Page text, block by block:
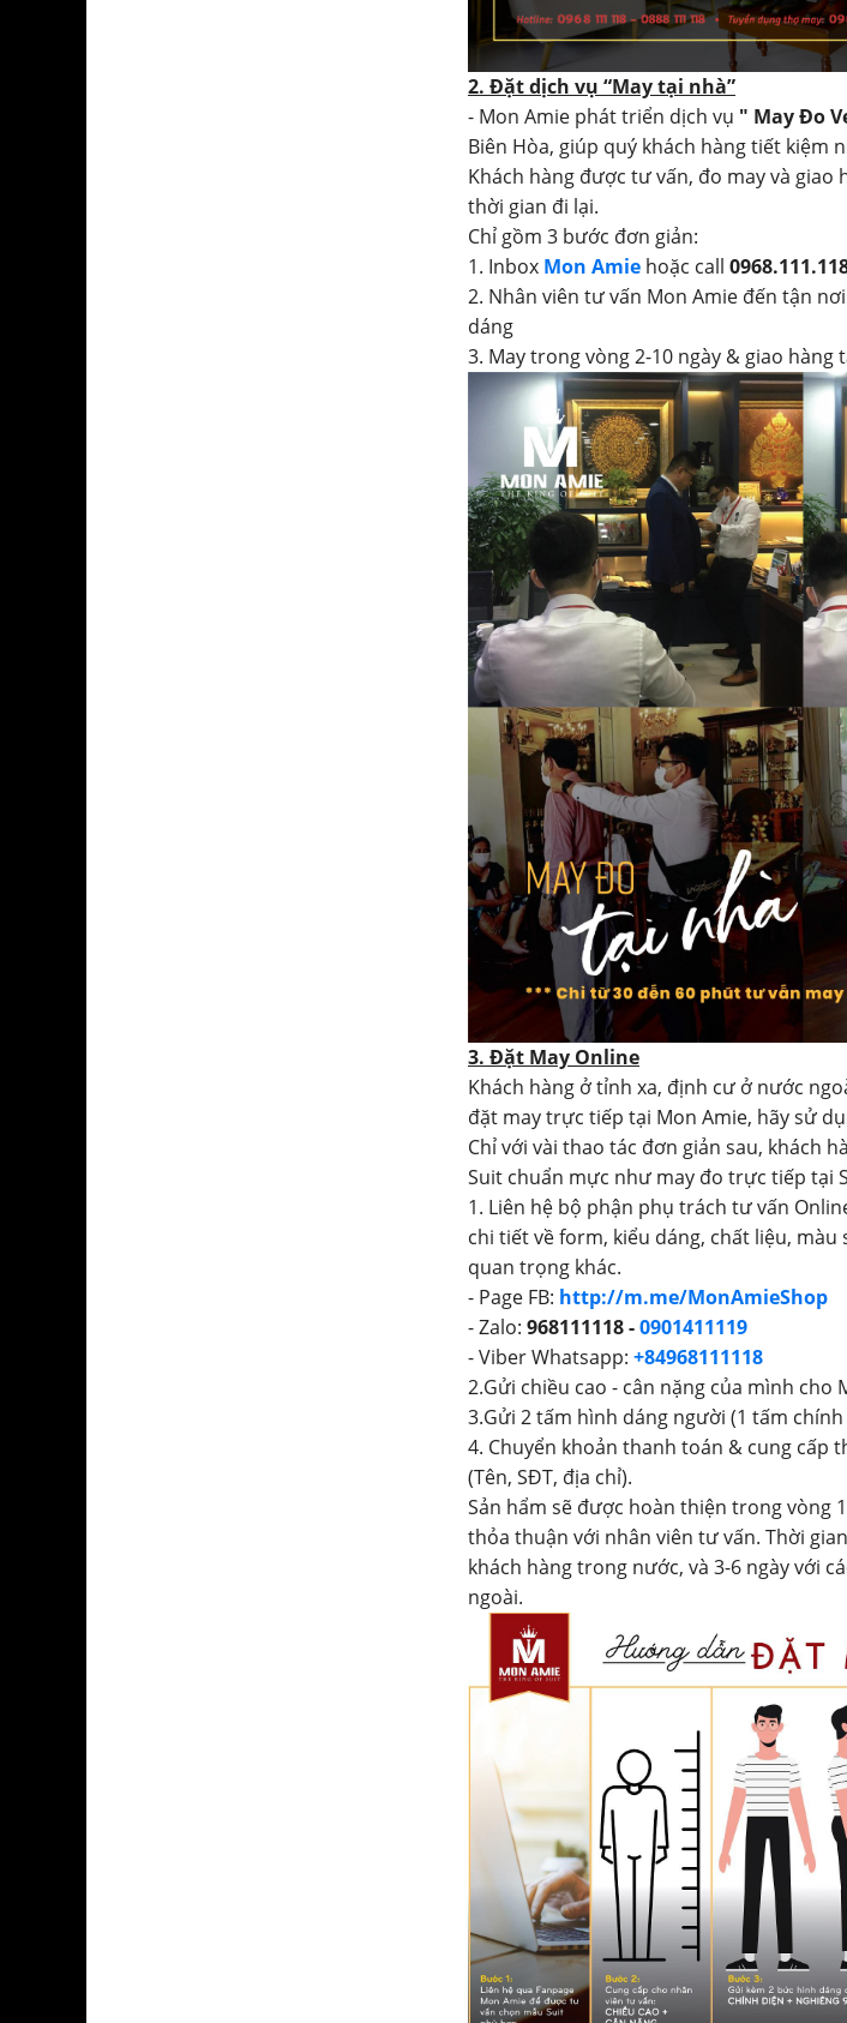
2. Đặt dịch vụ “May tại nhà”
- Mon Amie phát triển dịch vụ " May Đo
Biên Hòa, giúp quý khách hàng tiết kiệm
Khách hàng được tư vấn, đo may và giao
thời gian đi lại.
Chỉ gồm 3 bước đơn giản:
1. Inbox Mon Amie hoặc call
2. Nhân viên tư vấn Mon Amie đến tận
dáng
3. May trong vòng 2-10 ngày & giao hàng
3. Đặt May Online
Khách hàng ở tỉnh xa, định cư ở nước
đặt may trực tiếp tại Mon Amie, hãy sử
Chỉ với vài thao tác đơn giản sau, khách
Suit chuẩn mực như may đo trực tiếp tại
1. Liên hệ bộ phận phụ trách tư vấn
chi tiết về form, kiểu dáng, chất liệu, màu
quan trọng khác.
- Page FB: http://m.me/MonAmieShop
- Zalo: 968111118 -0901411119
- Viber Whatsapp: +84968111118
2.Gửi chiều cao - cân nặng của mình cho
3.Gửi 2 tấm hình dáng người (1 tấm
4. Chuyển khoản thanh toán & cung cấp
(Tên, SĐT, địa chỉ).
Sản hẩm sẽ được hoàn thiện trong vòng
thỏa thuận với nhân viên tư vấn. Thời
khách hàng trong nước, và 3-6 ngày với
ngoài.